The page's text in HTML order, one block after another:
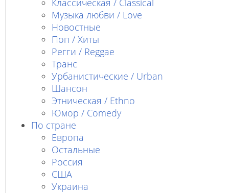
Классическая / Classical
Музыка любви / Love
Новостные
Поп / Хиты
Регги / Reggae
Транс
Урбанистические / Urban
Шансон
Этническая / Ethno
Юмор / Comedy
По стране
Европа
Остальные
Россия
США
Украина